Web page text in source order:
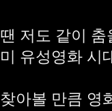
저도 같이
유성영화 시
아볼 만큼 영